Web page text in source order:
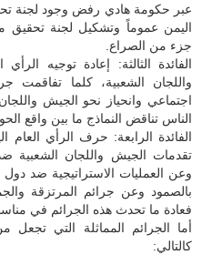
عبر حكومة هادي رفض وجود لجنة
اليمن عموماً وتشكيل لجنة
جزء من الصراع.
الفائدة الثالثة: إعادة توجيه
واللجان الشعبية، كلما تفاقمت
اجتماعي وانحياز نحو الجيش
الناس تناقض النماذج ما بين واقع
الفائدة الرابعة: حرف الرأي العام
تقدمات الجيش واللجان
وعن العمليات الاستراتيجية ضد
بالصمود وعن جرائم المرتزقة
فعادة ما تحدث هذه الجرائم في
أما الجرائم المماثلة التي
كالتالي: